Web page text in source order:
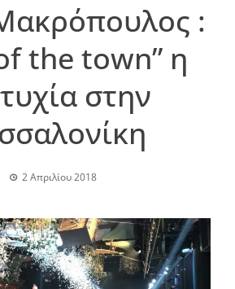
:
the town” η
στην
2 Απριλίου 2018